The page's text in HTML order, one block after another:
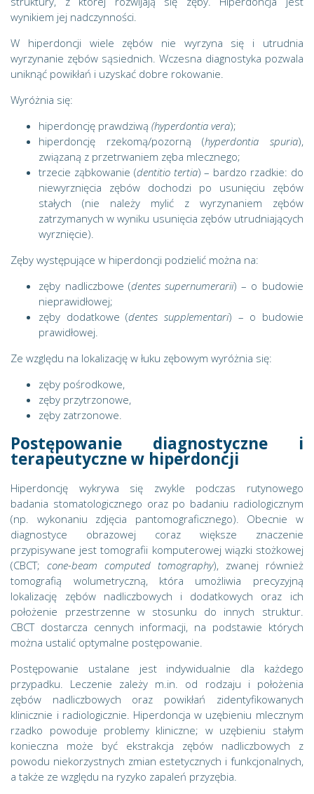
wynikiem jej nadczynności.
W hiperdoncji wiele zębów nie wyrzyna się i utrudnia
wyrzynanie zębów sąsiednich. Wczesna diagnostyka pozwala
uniknąć powikłań i uzyskać dobre rokowanie.
Wyróżnia się:
hiperdoncję prawdziwą(hyperdontia vera);
hiperdoncję rzekomą/pozorną (hyperdontia spuria),
związaną z przetrwaniem zęba mlecznego;
trzecie ząbkowanie (dentitio tertia) – bardzo rzadkie: do
niewyrznięcia zębów dochodzi po usunięciu zębów
stałych (nie należy mylić z wyrzynaniem zębów
zatrzymanych w wyniku usunięcia zębów utrudniających
wyrznięcie).
Zęby występujące w hiperdoncji podzielić można na:
zęby nadliczbowe (dentes supernumerarii) – o budowie
nieprawidłowej;
zęby dodatkowe (dentes supplementari) – o budowie
prawidłowej.
Ze względu na lokalizację w łuku zębowym wyróżnia się:
zęby pośrodkowe,
zęby przytrzonowe,
zęby zatrzonowe.
Postępowanie diagnostyczne i
terapeutyczne w hiperdoncji
Hiperdoncję wykrywa się zwykle podczas rutynowego
badania stomatologicznego oraz po badaniu radiologicznym
(np. wykonaniu zdjęcia pantomograficznego). Obecnie w
diagnostyce obrazowej coraz większe znaczenie
przypisywane jest tomografii komputerowej wiązki stożkowej
(CBCT;cone-beam computed tomography), zwanej również
tomografią wolumetryczną, która umożliwia precyzyjną
lokalizację zębów nadliczbowych i dodatkowych oraz ich
położenie przestrzenne w stosunku do innych struktur.
CBCT dostarcza cennych informacji, na podstawie których
można ustalić optymalne postępowanie.
Postępowanie ustalane jest indywidualnie dla każdego
przypadku. Leczenie zależy m.in. od rodzaju i położenia
zębów nadliczbowych oraz powikłań zidentyfikowanych
klinicznie i radiologicznie. Hiperdoncja w uzębieniu mlecznym
rzadko powoduje problemy kliniczne; w uzębieniu stałym
konieczna może być ekstrakcja zębów nadliczbowych z
powodu niekorzystnych zmian estetycznych i funkcjonalnych,
a także ze względu na ryzyko zapaleń przyzębia.